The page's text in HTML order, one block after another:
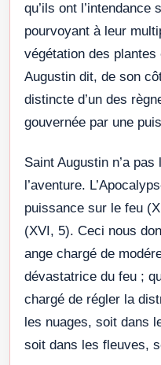
qu’ils ont
pourvoyant à leur
végétation des
Augustin dit, de son
distincte d’un des
gouvernée par une
Saint Augustin n’a
l’aventure.
puissance sur le feu
(XVI, 5). Ceci nous
ange chargé de
dévastatrice du feu ;
chargé de régler la
les nuages, soit dans
soit dans les fleuves,